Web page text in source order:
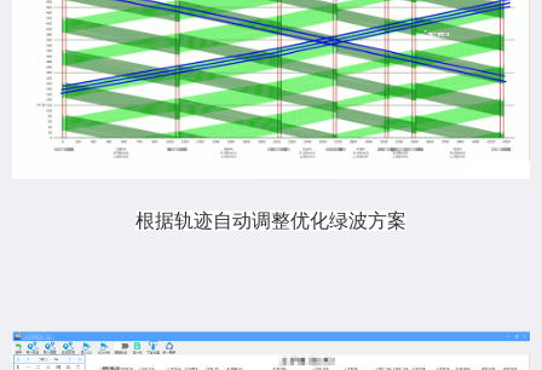
根据轨迹自动调整优化绿波方案